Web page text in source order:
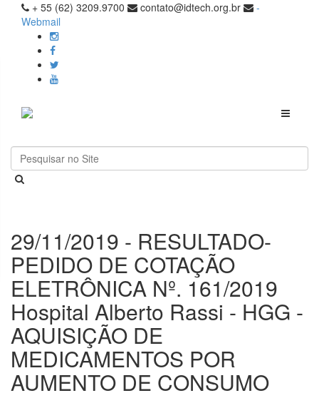
+ 55 (62) 3209.9700 contato@idtech.org.br
-
Webmail
Toggle
29/11/2019 - RESULTADO-
PEDIDO DE COTAÇÃO
ELETRÔNICA Nº. 161/2019
Hospital Alberto Rassi - HGG -
AQUISIÇÃO DE
MEDICAMENTOS POR
AUMENTO DE CONSUMO